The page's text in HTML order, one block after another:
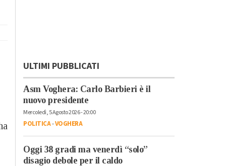
ULTIMI PUBBLICATI
Asm Voghera: Carlo Barbieri è il
nuovo presidente
Mercoledì, 5 Agosto 2026 - 20:00
POLITICA-VOGHERA
Oggi 38 gradi ma venerdì “solo”
disagio debole per il caldo